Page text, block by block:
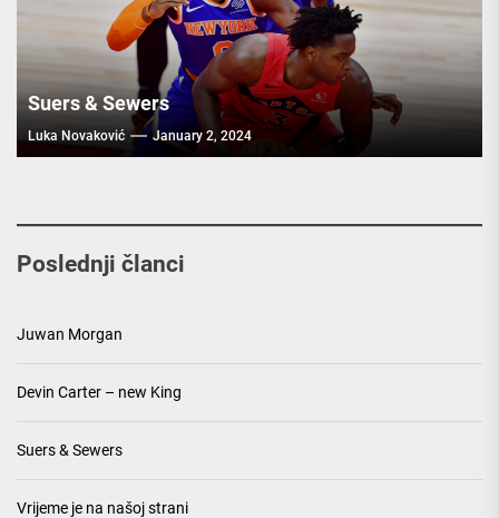
Suers & Sewers
Luka Novaković January 2, 2024
Poslednji članci
Juwan Morgan
Devin Carter – new King
Suers & Sewers
Vrijeme je na našoj strani